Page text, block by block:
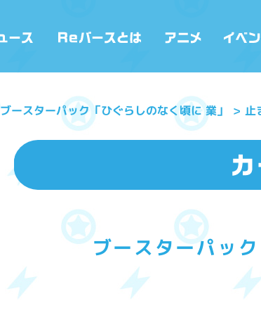
ブースターパック「ひぐらしのなく頃に 業」 止
ブースターパッ